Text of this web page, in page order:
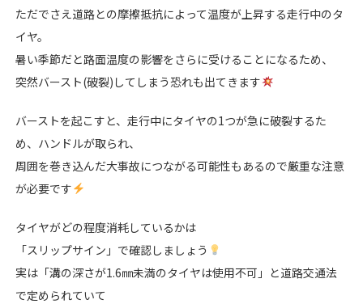
ただでさえ道路との摩擦抵抗によって温度が上昇する走行中のタ
イヤ。
暑い季節だと路面温度の影響をさらに受けることになるため、
突然バースト(破裂)してしまう恐れも出てきます
バーストを起こすと、走行中にタイヤの1つが急に破裂するた
め、ハンドルが取られ、
周囲を巻き込んだ大事故につながる可能性もあるので厳重な注意
が必要です
タイヤがどの程度消耗しているかは
「スリップサイン」で確認しましょう
実は「溝の深さが1.6㎜未満のタイヤは使用不可」と道路交通法
で定められていて